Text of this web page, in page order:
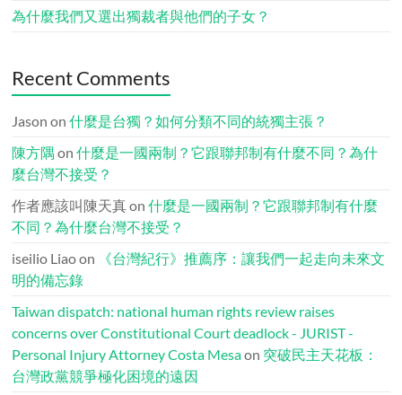
為什麼我們又選出獨裁者與他們的子女？
Recent Comments
Jason on什麼是台獨？如何分類不同的統獨主張？
陳方隅 on什麼是一國兩制？它跟聯邦制有什麼不同？為什
麼台灣不接受？
作者應該叫陳天真on什麼是一國兩制？它跟聯邦制有什麼
不同？為什麼台灣不接受？
iseilio Liaoon
《台灣紀行》推薦序：讓我們一起走向未來文
明的備忘錄
Taiwan dispatch: national human rights review raises
concerns over Constitutional Court deadlock - JURIST -
Personal Injury Attorney Costa Mesaon 突破民主天花板：
台灣政黨競爭極化困境的遠因